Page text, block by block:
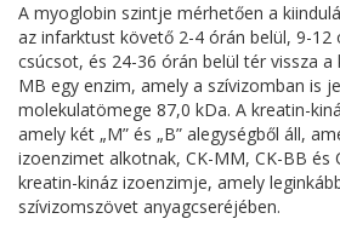
A myoglobin szintje mérhetően a
az infarktust követő 2-4 órán belül, 9-12
csúcsot, és 24-36 órán belül tér vissza a
MB egy enzim, amely a szívizomban is
molekulatömege 87,0 kDa. A kreatin-
amely két „M” és „B” alegységből áll,
izoenzimet alkotnak, CK-MM, CK-BB és
kreatin-kináz izoenzimje, amely
szívizomszövet anyagcseréjében.